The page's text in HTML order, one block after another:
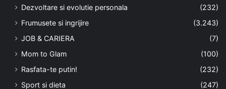
Dezvoltare si evolutie personala
(232)
Frumusete si ingrijire
(3.243)
JOB & CARIERA
(7)
Mom to Glam
(100)
Rasfata-te putin!
(232)
Sport si dieta
(247)